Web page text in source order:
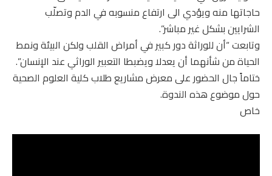
حاجاتها منه ويؤدي الى ارتفاع منسوبه في الدم وتصلّب
الشرايين بشكل غير مباشر”.
وتابعت “أن للوراثة دور كبير في أمراض القلب ولكن البيئة ونمط
الحياة من شأنهما أن يعدلا ويضبطا التعبير الوراثي عند الإنسان”.
ختاماً جال الحضور على معرض مشاريع طلاب كلية العلوم الصحية
حول موضوع هذه الندوة.
خاص